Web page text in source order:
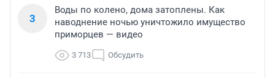
3
Воды по колено, дома затоплены. Как
наводнение ночью уничтожило имущество
приморцев — видео
3 713 Обсудить